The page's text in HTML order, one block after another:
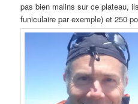
pas bien malins sur ce plateau,
funiculaire par exemple) et 250